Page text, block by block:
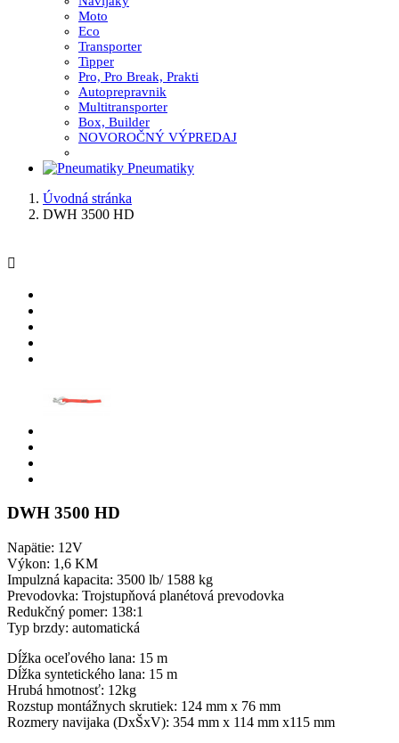
Moto
Eco
Transporter
Tipper
Pro, Pro Break, Prakti
Autoprepravnik
Multitransporter
Box, Builder
NOVOROČNÝ VÝPREDAJ
Pneumatiky
Úvodná stránka
DWH 3500 HD

DWH 3500 HD
Napätie: 12V
Výkon: 1,6 KM
Impulzná kapacita: 3500 lb/ 1588 kg
Prevodovka: Trojstupňová planétová prevodovka
Redukčný pomer: 138:1
Typ brzdy: automatická
Dĺžka oceľového lana: 15 m
Dĺžka syntetického lana: 15 m
Hrubá hmotnosť: 12kg
Rozstup montážnych skrutiek: 124 mm x 76 mm
Rozmery navijaka (DxŠxV): 354 mm x 114 mm x115 mm